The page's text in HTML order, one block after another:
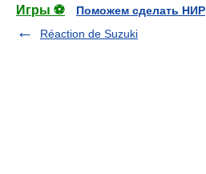
Игры ⚽
Поможем сделать НИР
Réaction de Suzuki